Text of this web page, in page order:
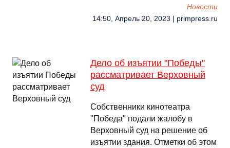
Новости
14:50, Апрель 20, 2023 | primpress.ru
Дело об изъятии "Победы"
рассматривает Верховный
суд
Собственники кинотеатра
"Победа" подали жалобу в
Верховный суд на решение об
изъятии здания. Отметки об этом